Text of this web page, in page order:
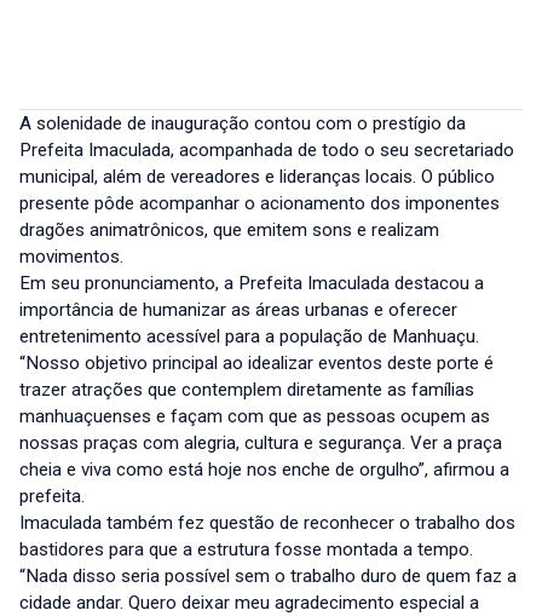
A solenidade de inauguração contou com o prestígio da
Prefeita Imaculada, acompanhada de todo o seu secretariado
municipal, além de vereadores e lideranças locais. O público
presente pôde acompanhar o acionamento dos imponentes
dragões animatrônicos, que emitem sons e realizam
movimentos.
Em seu pronunciamento, a Prefeita Imaculada destacou a
importância de humanizar as áreas urbanas e oferecer
entretenimento acessível para a população de Manhuaçu.
“Nosso objetivo principal ao idealizar eventos deste porte é
trazer atrações que contemplem diretamente as famílias
manhuaçuenses e façam com que as pessoas ocupem as
nossas praças com alegria, cultura e segurança. Ver a praça
cheia e viva como está hoje nos enche de orgulho”, afirmou a
prefeita.
Imaculada também fez questão de reconhecer o trabalho dos
bastidores para que a estrutura fosse montada a tempo.
“Nada disso seria possível sem o trabalho duro de quem faz a
cidade andar. Quero deixar meu agradecimento especial a